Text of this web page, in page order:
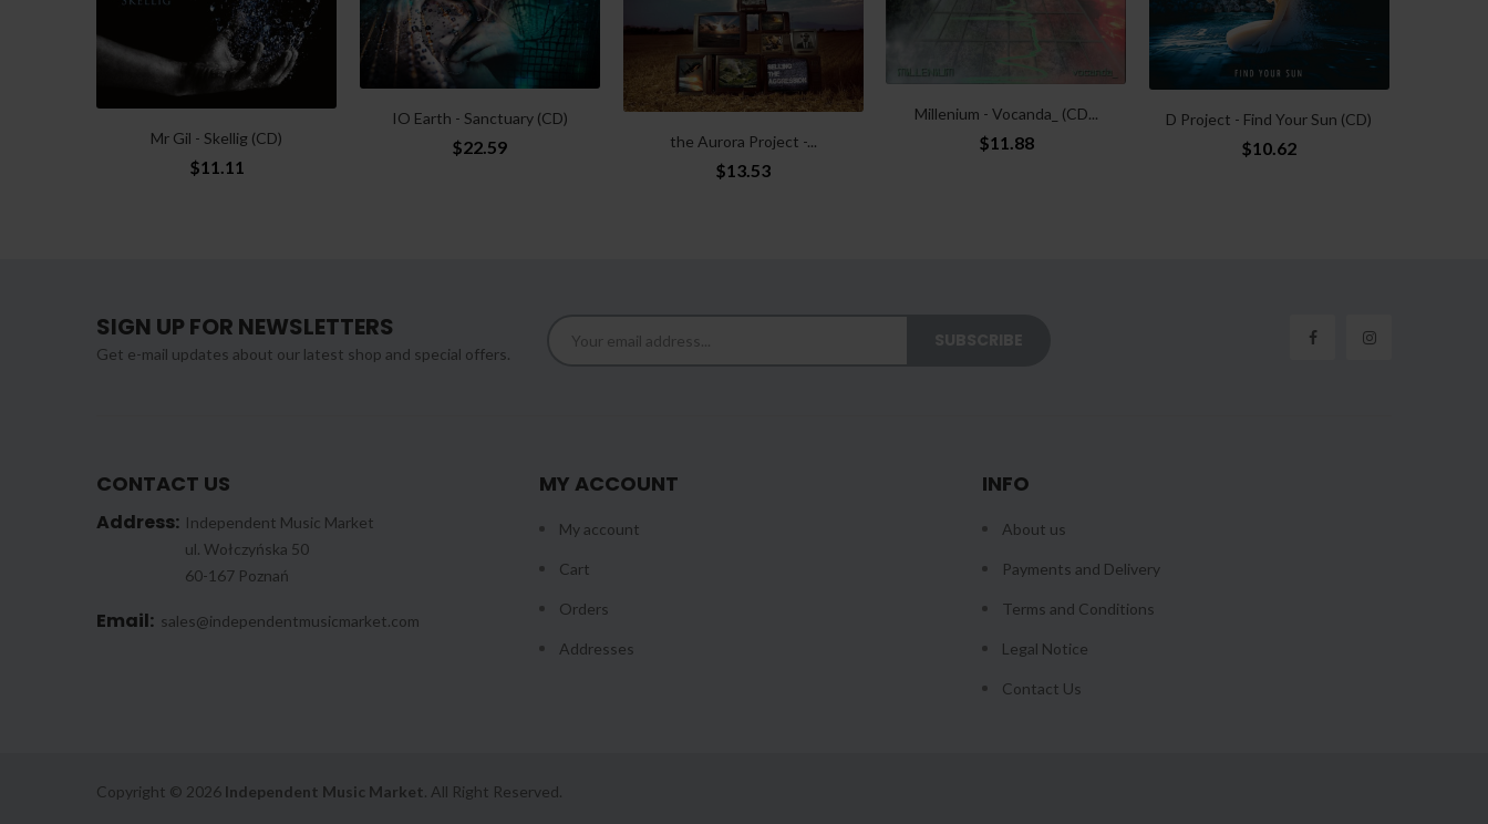
Mr Gil - Skellig (CD)
$11.11
IO Earth - Sanctuary (CD)
$22.59 the Aurora Project -...
$13.53
Millenium - Vocanda_ (CD...
$11.88
D Project - Find Your Sun (CD)
$10.62
SIGN UP FOR NEWSLETTERS
Get e-mail updates about our latest shop and special offers.
CONTACT US
Address: Independent Music Market
ul. Wołczyńska 50
60-167 Poznań
Email: sales@independentmusicmarket.com
MY ACCOUNT
My account
Cart
Orders
Addresses
INFO
About us
Payments and Delivery
Terms and Conditions
Legal Notice
Contact Us
Copyright © 2026 Independent Music Market. All Right Reserved.